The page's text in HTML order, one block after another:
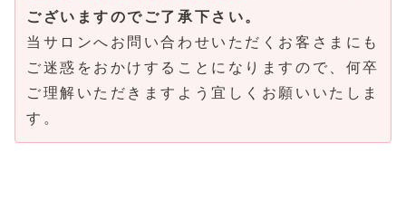
ございますのでご了承下さい。
当サロンへお問い合わせいただくお客さまにも
ご迷惑をおかけすることになりますので、何卒
ご理解いただきますよう宜しくお願いいたしま
す。